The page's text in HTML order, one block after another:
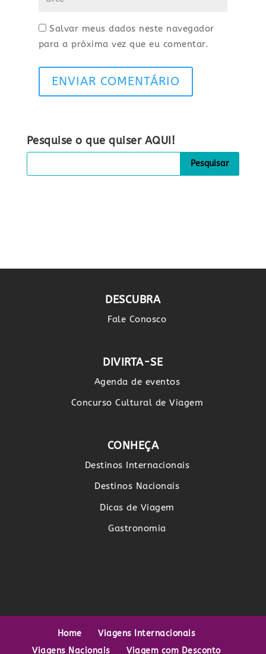
Salvar meus dados neste navegador
para a próxima vez que eu comentar.
ENVIAR COMENTÁRIO
Pesquise o que quiser AQUI!
DESCUBRA
Fale Conosco
DIVIRTA-SE
Agenda de eventos
Concurso Cultural de Viagem
CONHEÇA
Destinos Internacionais
Destinos Nacionais
Dicas de Viagem
Gastronomia
Home
Viagens Internacionais
Viagens Nacionais
Viagem com Desconto